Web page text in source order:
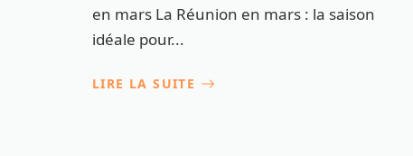
en mars La Réunion en mars : la saison
idéale pour...
LIRE LA SUITE